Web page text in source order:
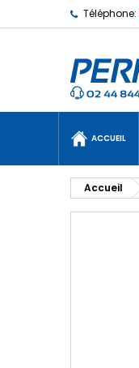
Téléphone:
ACCUEIL
Accueil